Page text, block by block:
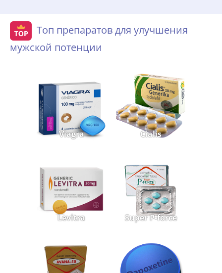
Топ препаратов для улучшения
мужской потенции
Viagra Cialis
Levitra Super P-force